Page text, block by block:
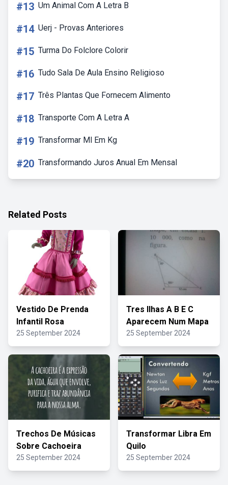
#13 Um Animal Com A Letra B
#14 Uerj - Provas Anteriores
#15 Turma Do Folclore Colorir
#16 Tudo Sala De Aula Ensino Religioso
#17 Três Plantas Que Fornecem Alimento
#18 Transporte Com A Letra A
#19 Transformar Ml Em Kg
#20 Transformando Juros Anual Em Mensal
Related Posts
Vestido De Prenda
Infantil Rosa
25 September 2024
Tres Ilhas A B E C
Aparecem Num Mapa
25 September 2024
Trechos De Músicas
Sobre Cachoeira
25 September 2024
Transformar Libra Em
Quilo
25 September 2024